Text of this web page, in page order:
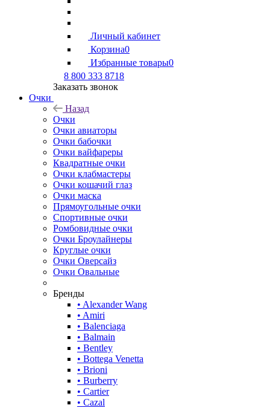
Личный кабинет
Корзина0
Избранные товары0
8 800 333 8718
Заказать звонок
Очки
Назад
Очки
Очки авиаторы
Очки бабочки
Очки вайфареры
Квадратные очки
Очки клабмастеры
Очки кошачий глаз
Очки маска
Прямоугольные очки
Спортивные очки
Ромбовидные очки
Очки Броулайнеры
Круглые очки
Очки Оверсайз
Очки Овальные
Бренды
• Alexander Wang
• Amiri
• Balenciaga
• Balmain
• Bentley
• Bottega Venetta
• Brioni
• Burberry
• Cartier
• Cazal